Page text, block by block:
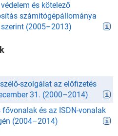
és kötelező
számítógépállománya
(2005–2013)
szolgálat az előfizetés
31. (2000–2014)
és az ISDN-vonalak
(2004–2014)